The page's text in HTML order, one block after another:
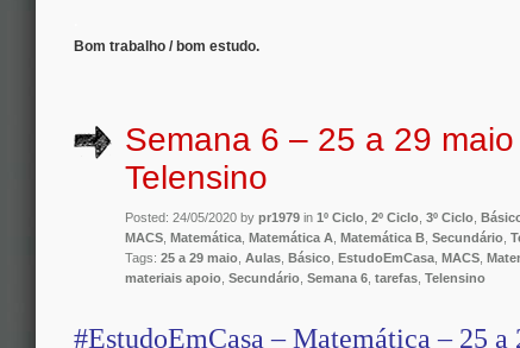
Bom trabalho / bom estudo.
Semana 6 – 25 a 29
Telensino
Posted: 24/05/2020 by pr1979 in 1º Ciclo 2º Ciclo 3º Ciclo
MACS Matemática Matemática A Matemática B Secundário
Tags: 25 a 29 maio Aulas Básico EstudoEmCasa MACS
materiais apoio Secundário Semana 6 tarefas Telensino
#EstudoEmCasa – Matemática – 25 a